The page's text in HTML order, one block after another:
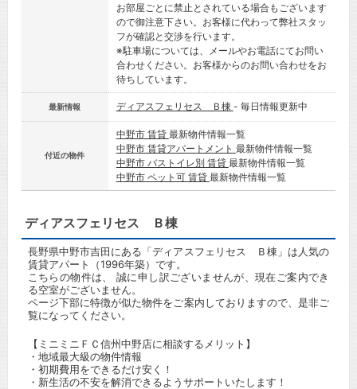
お部屋ごとに禁止とされている場合もございます
ので御注意下さい。お客様に代わって弊社スタッ
フが確認と交渉を行います。
※駐車場については、メールやお電話にてお問い
合わせください。お客様からのお問い合わせをお
待ちしています。
最新情報 ディアスフェリセス Ｂ棟 - 毎日情報更新中
付近の物件
中野市 賃貸 最新物件情報一覧
中野市 賃貸アパートメント 最新物件情報一覧
中野市 バストイレ別 賃貸 最新物件情報一覧
中野市 ペット可 賃貸 最新物件情報一覧
ディアスフェリセス Ｂ棟
長野県中野市吉田にある「ディアスフェリセス Ｂ棟」は人気の
賃貸アパート（1996年築）です。
こちらの物件は、 誠に申し訳ございませんが、現在ご案内でき
る空室がございません。
ページ下部に特徴が似た物件をご案内しておりますので、是非ご
覧になってください。
【ミニミニＦＣ信州中野店に相談するメリット】
・地域最大級の物件情報
・初期費用をできるだけ安く！
・新生活の不安を解消できるようサポートいたします！